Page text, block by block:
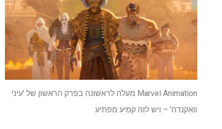
Marvel Animation מעלה לראשונה בפרק הראשון של 'עיני
וואקנדה' – ויש לזה קמיע מפתיע